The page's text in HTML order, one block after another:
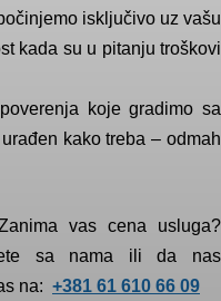
isključivo uz vašu
kada su u pitanju troškovi
koje gradimo sa
kako treba – odmah
vas cena usluga?
sa nama ili da nas
na: +381 61 610 66 09